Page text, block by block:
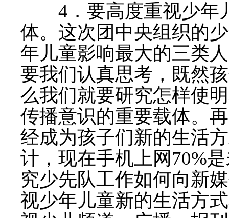
4 ．要高度重视少
体。 这次团中央组织的
年儿童影响最大的三类
要我们认真思考，既然
么我们就要研究怎样使
传播意识的重要载体。
经成为孩子们新的生活
计，现在手机上网70%
究少先队工作如何向新
视少年儿童新的生活方